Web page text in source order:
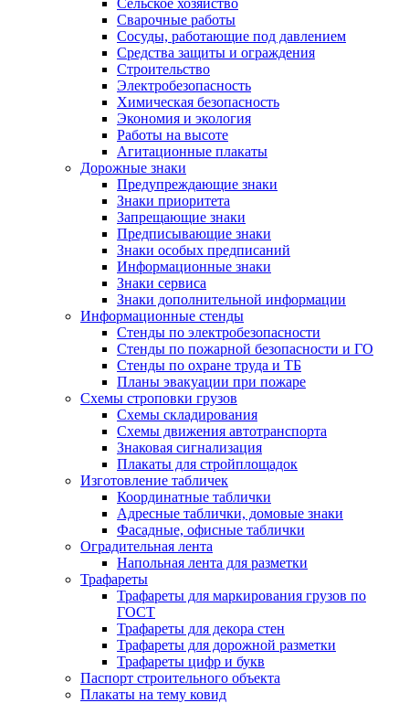
Сельское хозяйство
Сварочные работы
Сосуды, работающие под давлением
Средства защиты и ограждения
Строительство
Электробезопасность
Химическая безопасность
Экономия и экология
Работы на высоте
Агитационные плакаты
Дорожные знаки
Предупреждающие знаки
Знаки приоритета
Запрещающие знаки
Предписывающие знаки
Знаки особых предписаний
Информационные знаки
Знаки сервиса
Знаки дополнительной информации
Информационные стенды
Стенды по электробезопасности
Стенды по пожарной безопасности и ГО
Стенды по охране труда и ТБ
Планы эвакуации при пожаре
Схемы строповки грузов
Схемы складирования
Схемы движения автотранспорта
Знаковая сигнализация
Плакаты для стройплощадок
Изготовление табличек
Координатные таблички
Адресные таблички, домовые знаки
Фасадные, офисные таблички
Оградительная лента
Напольная лента для разметки
Трафареты
Трафареты для маркирования грузов по
ГОСТ
Трафареты для декора стен
Трафареты для дорожной разметки
Трафареты цифр и букв
Паспорт строительного объекта
Плакаты на тему ковид